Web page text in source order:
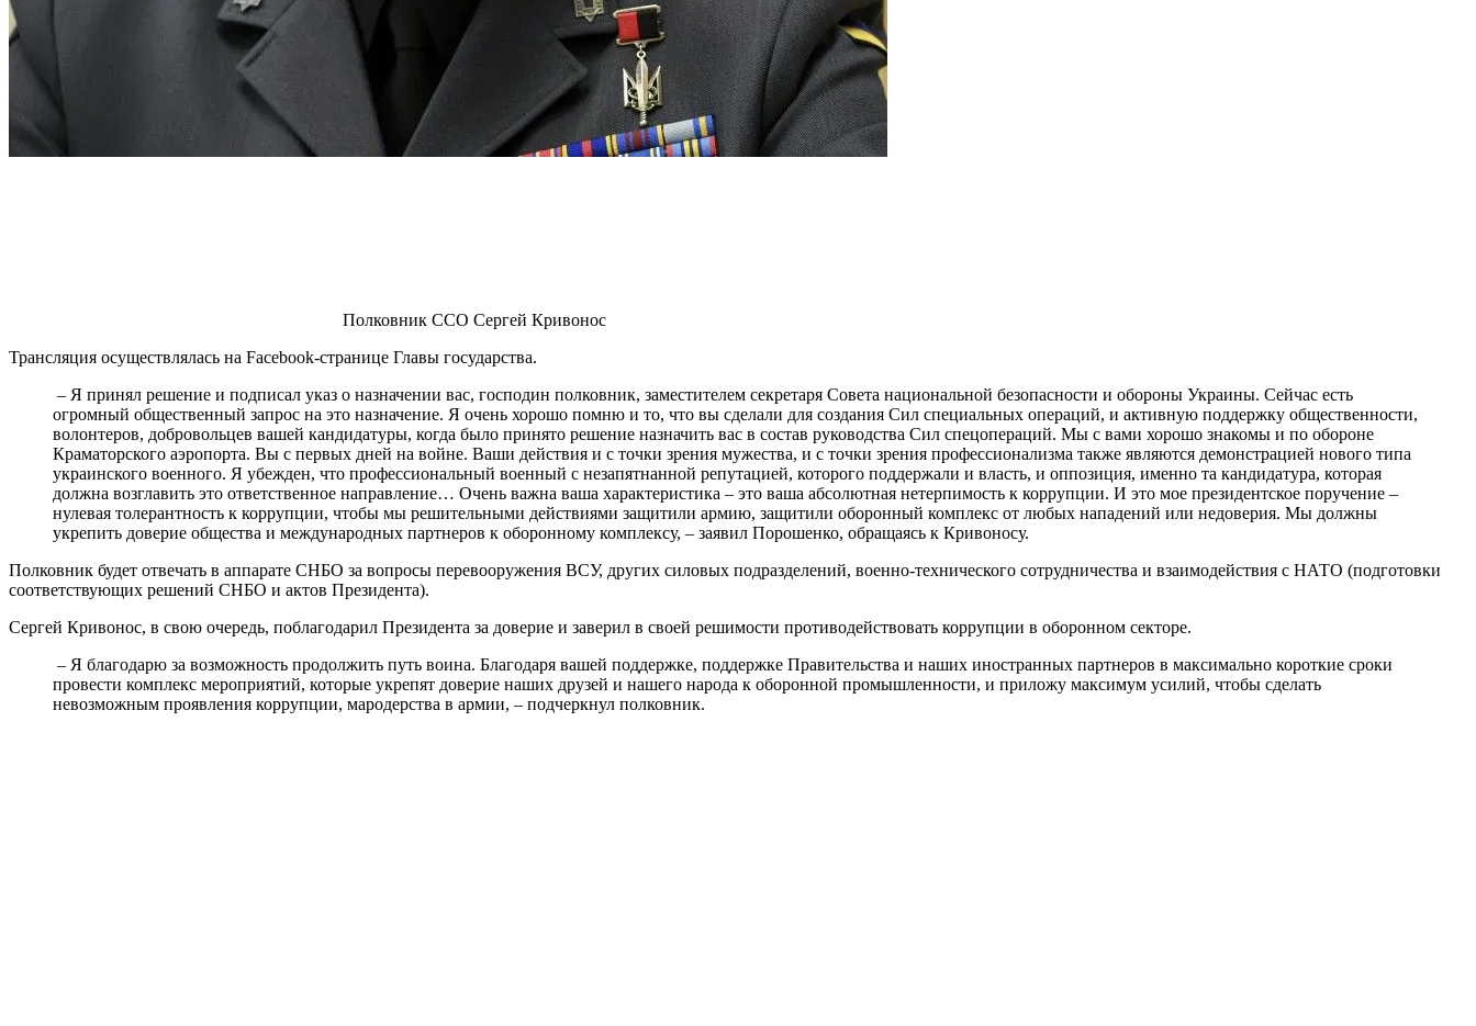
Полковник ССО Сергей Кривонос
Трансляция осуществлялась на Facebook-странице Главы государства.
– Я принял решение и подписал указ о назначении вас, господин полковник, заместителем секретаря Совета национальной безопасности и обороны Украины. Сейчас есть
огромный общественный запрос на это назначение. Я очень хорошо помню и то, что вы сделали для создания Сил специальных операций, и активную поддержку общественности,
волонтеров, добровольцев вашей кандидатуры, когда было принято решение назначить вас в состав руководства Сил спецопераций. Мы с вами хорошо знакомы и по обороне
Краматорского аэропорта. Вы с первых дней на войне. Ваши действия и с точки зрения мужества, и с точки зрения профессионализма также являются демонстрацией нового типа
украинского военного. Я убежден, что профессиональный военный с незапятнанной репутацией, которого поддержали и власть, и оппозиция, именно та кандидатура, которая
должна возглавить это ответственное направление… Очень важна ваша характеристика – это ваша абсолютная нетерпимость к коррупции. И это мое президентское поручение –
нулевая толерантность к коррупции, чтобы мы решительными действиями защитили армию, защитили оборонный комплекс от любых нападений или недоверия. Мы должны
укрепить доверие общества и международных партнеров к оборонному комплексу, – заявил Порошенко, обращаясь к Кривоносу.
Полковник будет отвечать в аппарате СНБО за вопросы перевооружения ВСУ, других силовых подразделений, военно-технического сотрудничества и взаимодействия с НАТО (подготовки
соответствующих решений СНБО и актов Президента).
Сергей Кривонос, в свою очередь, поблагодарил Президента за доверие и заверил в своей решимости противодействовать коррупции в оборонном секторе.
– Я благодарю за возможность продолжить путь воина. Благодаря вашей поддержке, поддержке Правительства и наших иностранных партнеров в максимально короткие сроки
провести комплекс мероприятий, которые укрепят доверие наших друзей и нашего народа к оборонной промышленности, и приложу максимум усилий, чтобы сделать
невозможным проявления коррупции, мародерства в армии, – подчеркнул полковник.